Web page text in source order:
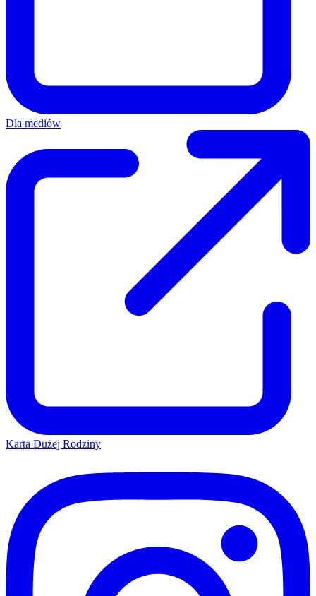
Dla mediów
Karta Dużej Rodziny